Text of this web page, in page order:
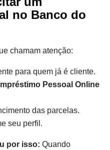
no Banco do
chamam atenção:
para quem já é cliente.
Pessoal Online
das parcelas.
seu perfil.
por isso: Quando